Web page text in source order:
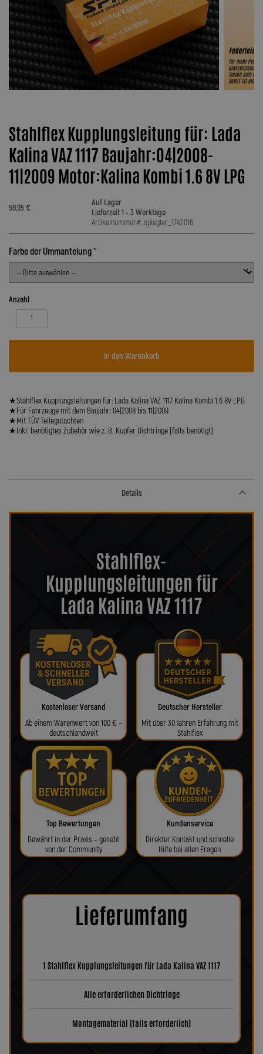
Stahlflex Kupplungsleitung für: Lada
Kalina VAZ 1117 Baujahr:04|2008-
11|2009 Motor:Kalina Kombi 1.6 8V LPG
59,95 €
Auf Lager
Lieferzeit 1 - 3 Werktage
Artikelnummer#: spiegler_1742016
Farbe der Ummantelung
Anzahl
In den Warenkorb
★Stahlflex Kupplungsleitungen für: Lada Kalina VAZ 1117 Kalina Kombi 1.6 8V LPG
★Für Fahrzeuge mit dem Baujahr: 04|2008 bis 11|2009
★Mit TÜV Teilegutachten
★Inkl. benötigtes Zubehör wie z. B. Kupfer Dichtringe (falls benötigt)
Details
Stahlflex-
Kupplungsleitungen für
Lada Kalina VAZ 1117
Kostenloser Versand
Ab einem Warenwert von 100 € –
deutschlandweit
Deutscher Hersteller
Mit über 30 Jahren Erfahrung mit
Stahlflex
Top Bewertungen
Bewährt in der Praxis – geliebt
von der Community
Kundenservice
Direkter Kontakt und schnelle
Hilfe bei allen Fragen
Lieferumfang
1 Stahlflex Kupplungsleitungen für Lada Kalina VAZ 1117
Alle erforderlichen Dichtringe
Montagematerial (falls erforderlich)